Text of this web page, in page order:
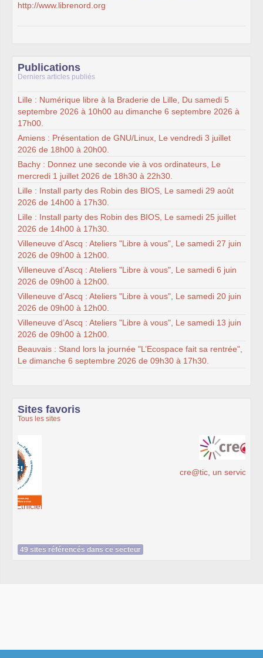
http://www.librenord.org
Publications
Derniers articles publiés
Lille : Numérique libre à la Braderie de Lille, Du samedi 5
septembre 2026 à 10h00 au dimanche 6 septembre 2026 à
17h00.
Amiens : Présentation de GNU/Linux, Le vendredi 3 juillet
2026 de 18h00 à 20h00.
Bachy : Donnez une seconde vie à vos ordinateurs, Le
mercredi 1 juillet 2026 de 18h30 à 22h30.
Lille : Install party des Robin des BIOS, Le samedi 29 août
2026 de 14h00 à 17h30.
Lille : Install party des Robin des BIOS, Le samedi 25 juillet
2026 de 14h00 à 17h30.
Villeneuve d’Ascq : Ateliers "Libre à vous", Le samedi 27 juin
2026 de 09h00 à 12h00.
Villeneuve d’Ascq : Ateliers "Libre à vous", Le samedi 6 juin
2026 de 09h00 à 12h00.
Villeneuve d’Ascq : Ateliers "Libre à vous", Le samedi 20 juin
2026 de 09h00 à 12h00.
Villeneuve d’Ascq : Ateliers "Libre à vous", Le samedi 13 juin
2026 de 09h00 à 12h00.
Beauvais : Stand lors la journée "L’Ecospace fait sa rentrée",
Le dimanche 6 septembre 2026 de 09h30 à 17h30.
Sites favoris
Tous les sites
cre@tic, un service du Cdg59